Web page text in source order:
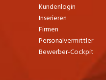
Kundenlogin
Inserieren
Firmen
Personalvermittler
Bewerber-Cockpit